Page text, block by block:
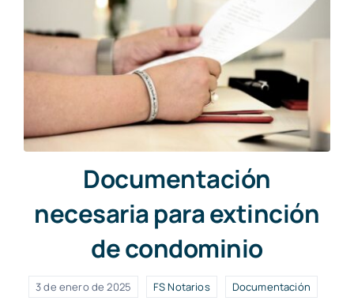
Documentación
necesaria para extinción
de condominio
3 de enero de 2025 FS Notarios
Documentación